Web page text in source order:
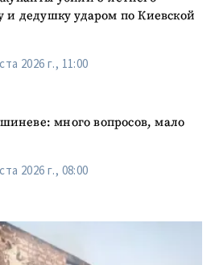
и дедушку ударом по Киевской
2026 г., 11:00
много вопросов, мало
2026 г., 08:00
имя
и согласен(на)